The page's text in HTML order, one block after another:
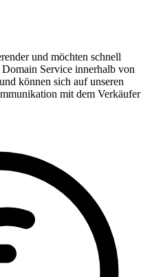
und möchten schnell
Service innerhalb von
können sich auf unseren
mit dem Verkäufer